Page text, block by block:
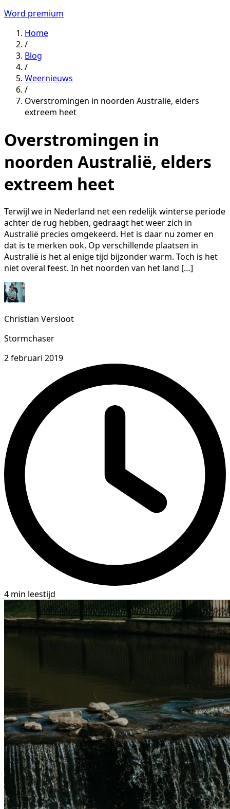
Word premium
Home
/
Blog
/
Weernieuws
/
Overstromingen in noorden Australië, elders
extreem heet
Overstromingen in
noorden Australië, elders
extreem heet
Terwijl we in Nederland net een redelijk winterse periode
achter de rug hebben, gedraagt het weer zich in
Australië precies omgekeerd. Het is daar nu zomer en
dat is te merken ook. Op verschillende plaatsen in
Australië is het al enige tijd bijzonder warm. Toch is het
niet overal feest. In het noorden van het land […]
Christian Versloot
Stormchaser
2 februari 2019
4 min leestijd